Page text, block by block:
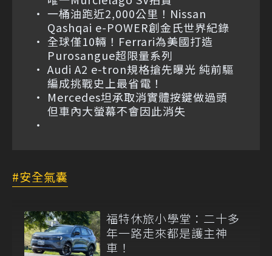
一桶油跑近2,000公里！Nissan
Qashqai e-POWER創金氏世界紀錄
全球僅10輛！Ferrari為美國打造
Purosangue超限量系列
Audi A2 e-tron規格搶先曝光 純前驅
編成挑戰史上最省電！
Mercedes坦承取消實體按鍵做過頭
但車內大螢幕不會因此消失
安全氣囊
福特休旅小學堂：二十多
年一路走來都是護主神
車！